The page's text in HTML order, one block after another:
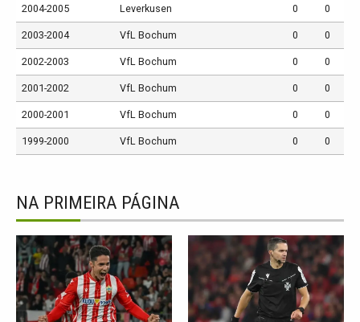
2004-2005 Leverkusen 0 0
2003-2004 VfL Bochum 0 0
2002-2003 VfL Bochum 0 0
2001-2002 VfL Bochum 0 0
2000-2001 VfL Bochum 0 0
1999-2000 VfL Bochum 0 0
NA PRIMEIRA PÁGINA